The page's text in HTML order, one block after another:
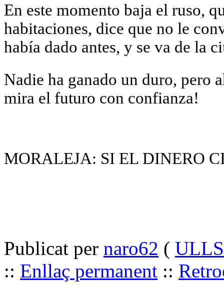
En este momento baja el ruso,
habitaciones, dice que no le
había dado antes, y se va de la
Nadie ha ganado un duro, pero
mira el futuro con confianza!
MORALEJA: SI EL DINERO
Publicat per naro62 (
:: Enllaç permanent ::